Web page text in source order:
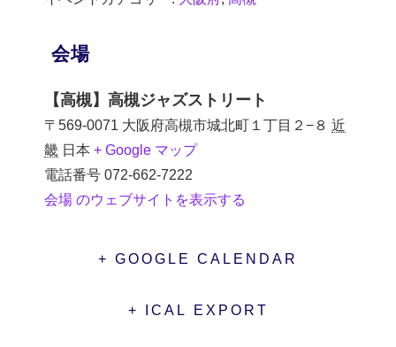
会場
【高槻】高槻ジャズストリート
〒569-0071 大阪府高槻市城北町１丁目２−８ 近
畿 日本 + Google マップ
電話番号 072-662-7222
会場 のウェブサイトを表示する
+ GOOGLE CALENDAR
+ ICAL EXPORT